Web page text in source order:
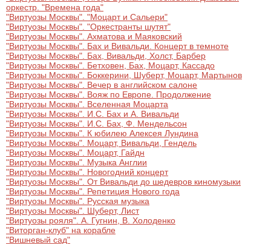
оркестр. "Времена года"
"Виртуозы Москвы". "Моцарт и Сальери"
"Виртуозы Москвы". "Оркестранты шутят"
"Виртуозы Москвы". Ахматова и Маяковский
"Виртуозы Москвы". Бах и Вивальди. Концерт в темноте
"Виртуозы Москвы". Бах, Вивальди, Холст, Барбер
"Виртуозы Москвы". Бетховен, Бах, Моцарт, Кассадо
"Виртуозы Москвы". Боккерини, Шуберт, Моцарт, Мартынов
"Виртуозы Москвы". Вечер в английском салоне
"Виртуозы Москвы". Вояж по Европе. Продолжение
"Виртуозы Москвы". Вселенная Моцарта
"Виртуозы Москвы". И.С. Бах и А. Вивальди
"Виртуозы Москвы". И.С. Бах, Ф. Мендельсон
"Виртуозы Москвы". К юбилею Алексея Лундина
"Виртуозы Москвы". Моцарт, Вивальди, Гендель
"Виртуозы Москвы". Моцарт, Гайдн
"Виртуозы Москвы". Музыка Англии
"Виртуозы Москвы". Новогодний концерт
"Виртуозы Москвы". От Вивальди до шедевров киномузыки
"Виртуозы Москвы". Репетиция Нового года
"Виртуозы Москвы". Русская музыка
"Виртуозы Москвы". Шуберт, Лист
"Виртуозы рояля". А. Гугнин, В. Холоденко
"Виторган-клуб" на корабле
"Вишневый сад"